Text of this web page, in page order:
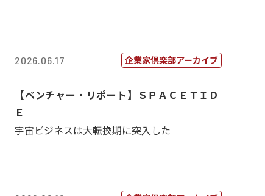
2026.06.17 企業家倶楽部アーカイブ
【ベンチャー・リポート】ＳＰＡＣＥＴＩＤ
Ｅ
宇宙ビジネスは大転換期に突入した